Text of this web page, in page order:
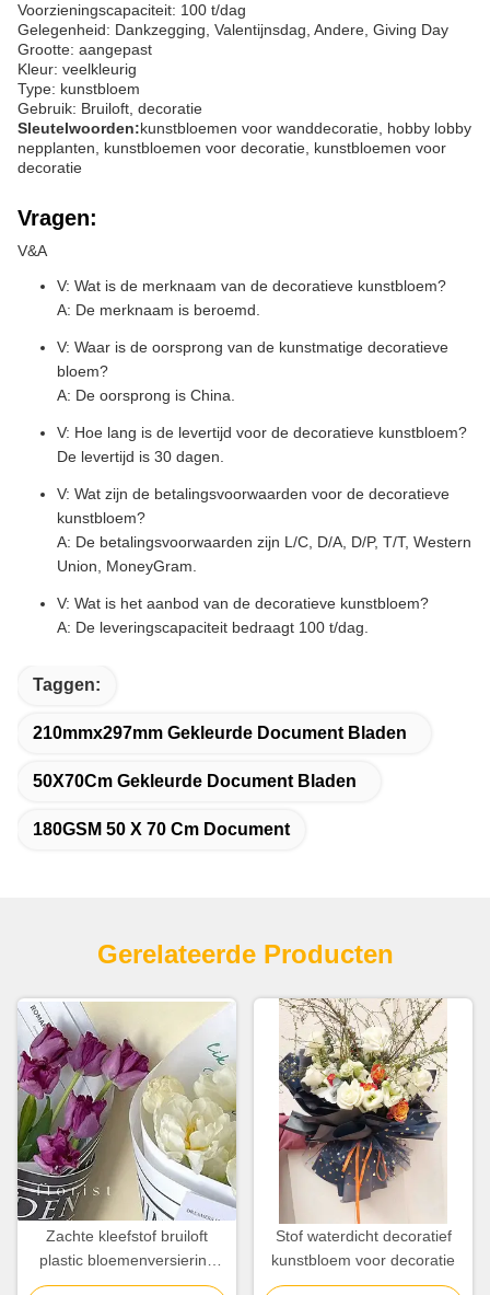
Voorzieningscapaciteit: 100 t/dag
Gelegenheid: Dankzegging, Valentijnsdag, Andere, Giving Day
Grootte: aangepast
Kleur: veelkleurig
Type: kunstbloem
Gebruik: Bruiloft, decoratie
Sleutelwoorden:kunstbloemen voor wanddecoratie, hobby lobby
nepplanten, kunstbloemen voor decoratie, kunstbloemen voor
decoratie
Vragen:
V&A
V: Wat is de merknaam van de decoratieve kunstbloem?
A: De merknaam is beroemd.
V: Waar is de oorsprong van de kunstmatige decoratieve
bloem?
A: De oorsprong is China.
V: Hoe lang is de levertijd voor de decoratieve kunstbloem?
De levertijd is 30 dagen.
V: Wat zijn de betalingsvoorwaarden voor de decoratieve
kunstbloem?
A: De betalingsvoorwaarden zijn L/C, D/A, D/P, T/T, Western
Union, MoneyGram.
V: Wat is het aanbod van de decoratieve kunstbloem?
A: De leveringscapaciteit bedraagt 100 t/dag.
Taggen:
210mmx297mm Gekleurde Document Bladen
50X70Cm Gekleurde Document Bladen
180GSM 50 X 70 Cm Document
Gerelateerde Producten
Zachte kleefstof bruiloft
plastic bloemenversiering
voor speciale gelegenheden
Stof waterdicht decoratief
kunstbloem voor decoratie